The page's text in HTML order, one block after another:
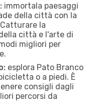
immortala paesaggi
della città con la
la
città e l'arte di
migliori per
esplora Pato Branco
o a piedi. È
consigli dagli
percorsi da